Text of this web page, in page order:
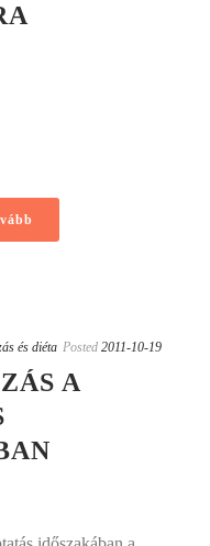
és diéta Posted 2011-10-19
A